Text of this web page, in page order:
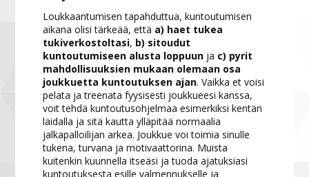
Loukkaantumisen tapahduttua, kuntoutumisen
aikana olisi tärkeää, että a) haet tukea
tukiverkostoltasi, b) sitoudut
kuntoutumiseen alusta loppuun ja c) pyrit
mahdollisuuksien mukaan olemaan osa
joukkuetta kuntoutuksen ajan. Vaikka et voisi
pelata ja treenata fyysisesti joukkueesi kanssa,
voit tehdä kuntoutusohjelmaa esimerkiksi kentän
laidalla ja sitä kautta ylläpitää normaalia
jalkapalloilijan arkea. Joukkue voi toimia sinulle
tukena, turvana ja motivaattorina. Muista
kuitenkin kuunnella itseäsi ja tuoda ajatuksiasi
kuntoutuksesta esille valmennukselle ja